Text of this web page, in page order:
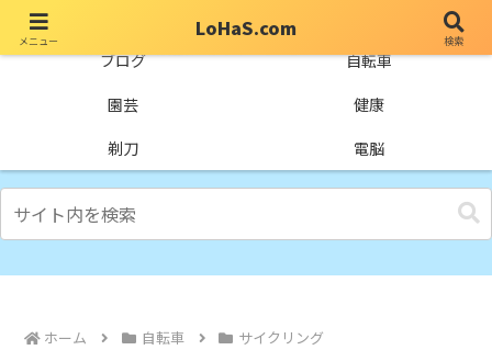
ブログ
自転車
園芸
健康
剃刀
電脳
ホーム 自転車 サイクリング
メニュー
LoHaS.com
検索